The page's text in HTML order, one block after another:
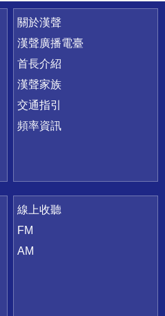
關於漢聲
漢聲廣播電臺
首長介紹
漢聲家族
交通指引
頻率資訊
線上收聽
FM
AM